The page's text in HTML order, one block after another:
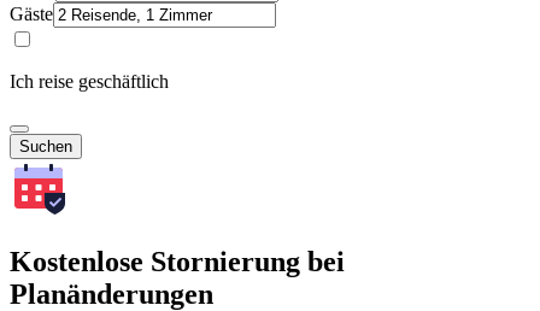
Gäste
Ich reise geschäftlich
Suchen
Kostenlose Stornierung bei
Planänderungen